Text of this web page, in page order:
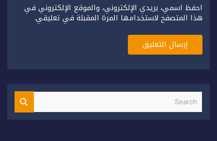
احفظ اسمي، بريدي الإلكتروني، والموقع الإلكتروني في
هذا المتصفح لاستخدامها المرة المقبلة في تعليقي.
S
a